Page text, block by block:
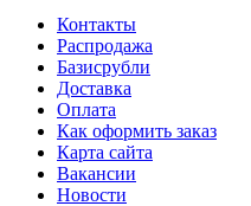
Контакты
Распродажа
Базисрубли
Доставка
Оплата
Как оформить заказ
Карта сайта
Вакансии
Новости